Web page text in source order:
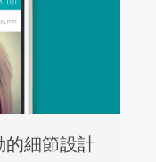
的細節設計